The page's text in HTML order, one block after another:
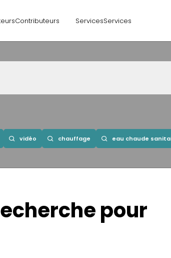
Contributeurs ServicesServices
vidéo chauffage eau chaude
pour